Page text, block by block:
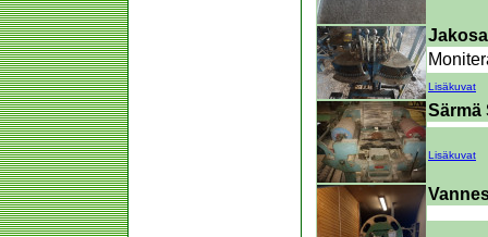
Lisäkuvat
Särmä
Lisäkuvat